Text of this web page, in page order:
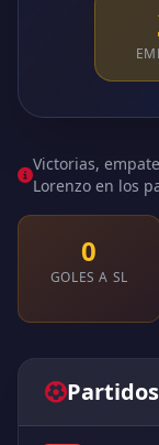
Victorias,
Lorenzo en los
0
GOLES A SL